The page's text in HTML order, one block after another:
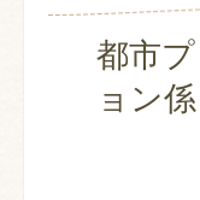
都市
ョン係